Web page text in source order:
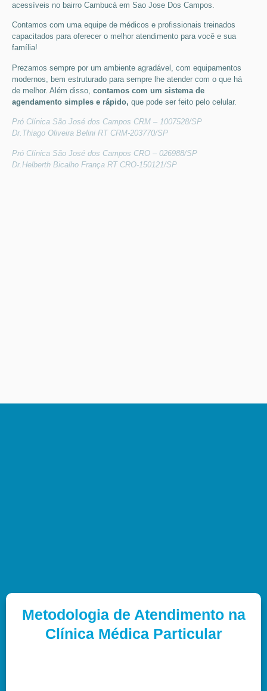
acessíveis no bairro Cambucá em Sao Jose Dos Campos.
Contamos com uma equipe de médicos e profissionais treinados
capacitados para oferecer o melhor atendimento para você e sua
família!
Prezamos sempre por um ambiente agradável, com equipamentos
modernos, bem estruturado para sempre lhe atender com o que há
de melhor. Além disso, contamos com um sistema de
agendamento simples e rápido, que pode ser feito pelo celular.
Pró Clínica São José dos Campos CRM – 1007528/SP
Dr.Thiago Oliveira Belini RT CRM-203770/SP
Pró Clínica São José dos Campos CRO – 026988/SP
Dr.Helberth Bicalho França RT CRO-150121/SP
Metodologia de Atendimento na
Clínica Médica Particular